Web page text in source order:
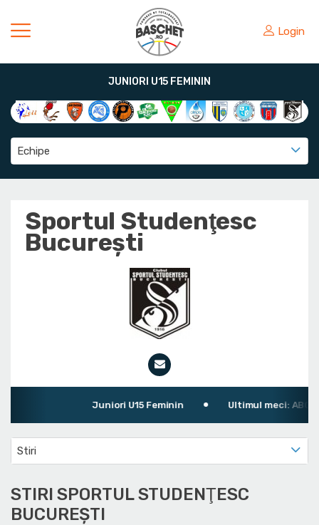
Login
JUNIORI U15 FEMININ
Echipe
Sportul Studenţesc
Bucureşti
Juniori U15 Feminin Ultimul meci: ABC Leii
Stiri
STIRI SPORTUL STUDENŢESC
BUCUREŞTI